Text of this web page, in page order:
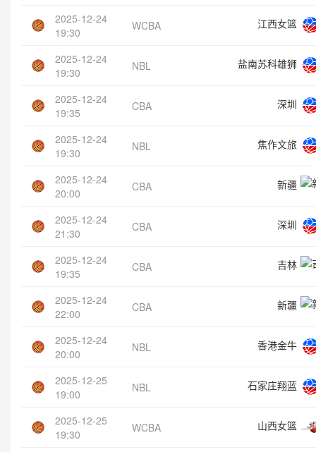
2025-12-24
19:30
WCBA 江西女篮
2025-12-24
19:30
NBL 盐南苏科雄狮
2025-12-24
19:35
CBA 深圳
2025-12-24
19:30
NBL 焦作文旅
2025-12-24
20:00
CBA 新疆
2025-12-24
21:30
CBA 深圳
2025-12-24
19:35
CBA 吉林
2025-12-24
22:00
CBA 新疆
2025-12-24
20:00
NBL 香港金牛
2025-12-25
19:00
NBL 石家庄翔蓝
2025-12-25
19:30
WCBA 山西女篮